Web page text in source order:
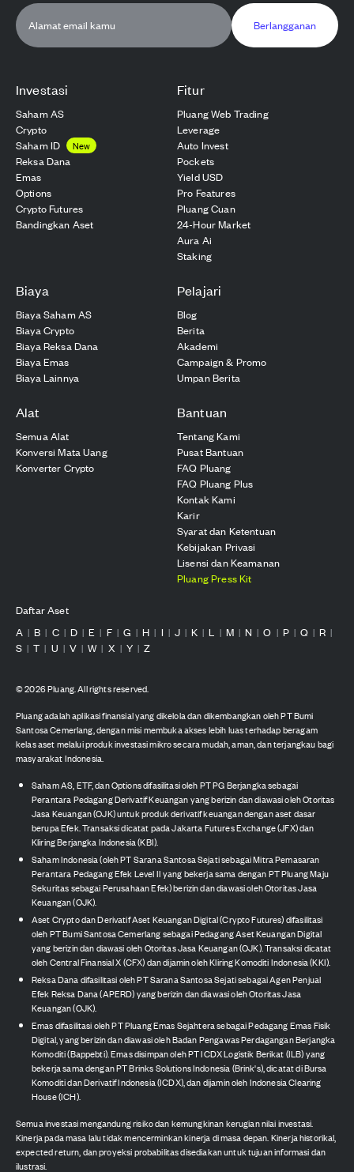
Investasi
Saham AS
Crypto
Saham ID
New
Reksa Dana
Emas
Options
Crypto Futures
Bandingkan Aset
Fitur
Pluang Web Trading
Leverage
Auto Invest
Pockets
Yield USD
Pro Features
Pluang Cuan
24-Hour Market
Aura Ai
Staking
Biaya
Biaya Saham AS
Biaya Crypto
Biaya Reksa Dana
Biaya Emas
Biaya Lainnya
Pelajari
Blog
Berita
Akademi
Campaign & Promo
Umpan Berita
Alat
Semua Alat
Konversi Mata Uang
Konverter Crypto
Bantuan
Tentang Kami
Pusat Bantuan
FAQ Pluang
FAQ Pluang Plus
Kontak Kami
Karir
Syarat dan Ketentuan
Kebijakan Privasi
Lisensi dan Keamanan
Pluang Press Kit
Berlangganan
Daftar Aset
A | B | C | D | E | F | G | H | I | J | K | L | M | N | O | P | Q | R |
S | T | U | V | W | X | Y | Z
©2026Pluang. All rights reserved.
Pluang adalah aplikasi finansial yang dikelola dan dikembangkan oleh PT Bumi
Santosa Cemerlang, dengan misi membuka akses lebih luas terhadap beragam
kelas aset melalui produk investasi mikro secara mudah, aman, dan terjangkau bagi
masyarakat Indonesia.
Saham AS, ETF, dan Options difasilitasi oleh PT PG Berjangka sebagai
Perantara Pedagang Derivatif Keuangan yang berizin dan diawasi oleh Otoritas
Jasa Keuangan (OJK) untuk produk derivatif keuangan dengan aset dasar
berupa Efek. Transaksi dicatat pada Jakarta Futures Exchange (JFX) dan
Kliring Berjangka Indonesia (KBI).
Saham Indonesia (oleh PT Sarana Santosa Sejati sebagai Mitra Pemasaran
Perantara Pedagang Efek Level II yang bekerja sama dengan PT Pluang Maju
Sekuritas sebagai Perusahaan Efek) berizin dan diawasi oleh Otoritas Jasa
Keuangan (OJK).
Aset Crypto dan Derivatif Aset Keuangan Digital (Crypto Futures) difasilitasi
oleh PT Bumi Santosa Cemerlang sebagai Pedagang Aset Keuangan Digital
yang berizin dan diawasi oleh Otoritas Jasa Keuangan (OJK). Transaksi dicatat
oleh Central Finansial X (CFX) dan dijamin oleh Kliring Komoditi Indonesia (KKI).
Reksa Dana difasilitasi oleh PT Sarana Santosa Sejati sebagai Agen Penjual
Efek Reksa Dana (APERD) yang berizin dan diawasi oleh Otoritas Jasa
Keuangan (OJK).
Emas difasilitasi oleh PT Pluang Emas Sejahtera sebagai Pedagang Emas Fisik
Digital, yang berizin dan diawasi oleh Badan Pengawas Perdagangan Berjangka
Komoditi (Bappebti). Emas disimpan oleh PT ICDX Logistik Berikat (ILB) yang
bekerja sama dengan PT Brinks Solutions Indonesia (Brink's), dicatat di Bursa
Komoditi dan Derivatif Indonesia (ICDX), dan dijamin oleh Indonesia Clearing
House (ICH).
Semua investasi mengandung risiko dan kemungkinan kerugian nilai investasi.
Kinerja pada masa lalu tidak mencerminkan kinerja di masa depan. Kinerja historikal,
expected return, dan proyeksi probabilitas disediakan untuk tujuan informasi dan
ilustrasi.